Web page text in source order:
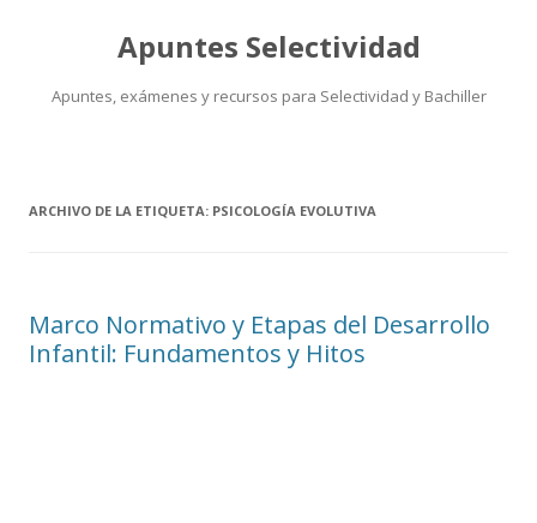
Apuntes Selectividad
Apuntes, exámenes y recursos para Selectividad y Bachiller
ARCHIVO DE LA ETIQUETA: PSICOLOGÍA EVOLUTIVA
Marco Normativo y Etapas del Desarrollo
Infantil: Fundamentos y Hitos